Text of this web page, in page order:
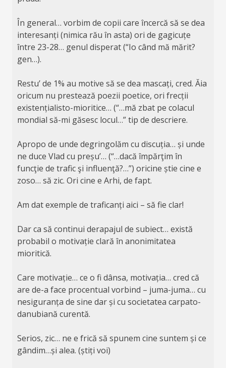
În general… vorbim de copii care încercă să se dea
interesanți (nimica rău în asta) ori de gagicuțe
între 23-28… genul disperat (“Io când mă mărit?
gen…).
Restu’ de 1% au motive să se dea mascați, cred. Ăia
oricum nu prestează poezii poetice, ori frecții
existențialisto-mioritice… (“…mă zbat pe colacul
mondial să-mi găsesc locul…” tip de descriere.
Apropo de unde degringolăm cu discuția… și unde
ne duce Vlad cu preșu’… (“…dacă împărţim în
funcţie de trafic şi influenţă?…”) oricine știe cine e
zoso… să zic. Ori cine e Arhi, de fapt.
Am dat exemple de traficanți aici – să fie clar!
Dar ca să continui derapajul de subiect… există
probabil o motivație clară în anonimitatea
mioritică.
Care motivație… ce o fi dânsa, motivația… cred că
are de-a face procentual vorbind – juma-juma… cu
nesiguranța de sine dar și cu societatea carpato-
danubiană curentă.
Serios, zic… ne e frică să spunem cine suntem și ce
gândim…și alea. (știți voi)